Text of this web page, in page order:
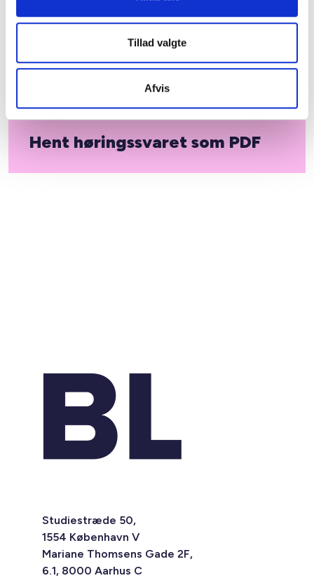
Tillad valgte
Afvis
Hent høringssvaret som PDF
boligområder i hele landet.
Med venlig hilsen
Studiestræde 50,
1554 København V
Mariane Thomsens Gade 2F,
6.1, 8000 Aarhus C